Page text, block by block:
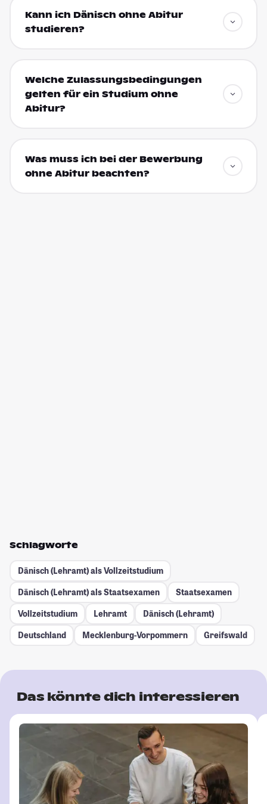
Kann ich Dänisch ohne Abitur
studieren?
Welche Zulassungsbedingungen
gelten für ein Studium ohne
Abitur?
Was muss ich bei der Bewerbung
ohne Abitur beachten?
Schlagworte
Dänisch (Lehramt) als Vollzeitstudium
Dänisch (Lehramt) als Staatsexamen
Staatsexamen
Vollzeitstudium
Lehramt
Dänisch (Lehramt)
Deutschland
Mecklenburg-Vorpommern Greifswald
Das könnte dich interessieren